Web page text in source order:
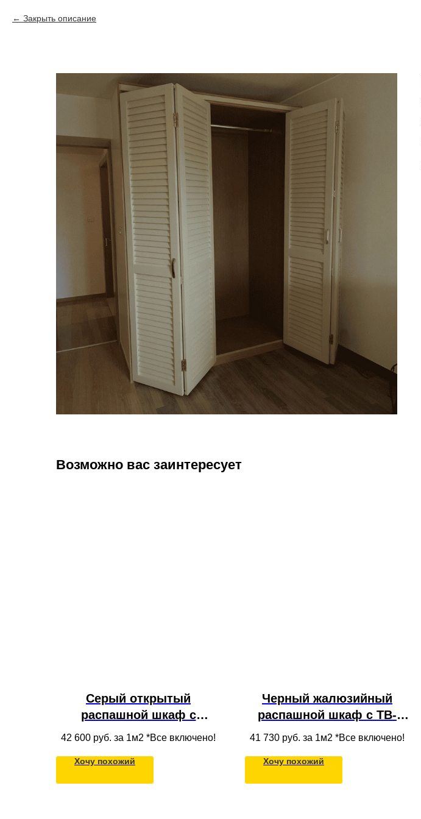
Закрыть описание
Возможно вас заинтересует
Серый открытый
распашной шкаф с
антресолью, полками и
нишу под потолок для
гостиной
42 600 руб. за 1м2 *Все включено!
Хочу похожий
Черный жалюзийный
распашной шкаф с ТВ-
зоной из МДФ в
прихожую
41 730 руб. за 1м2 *Все включено!
Хочу похожий